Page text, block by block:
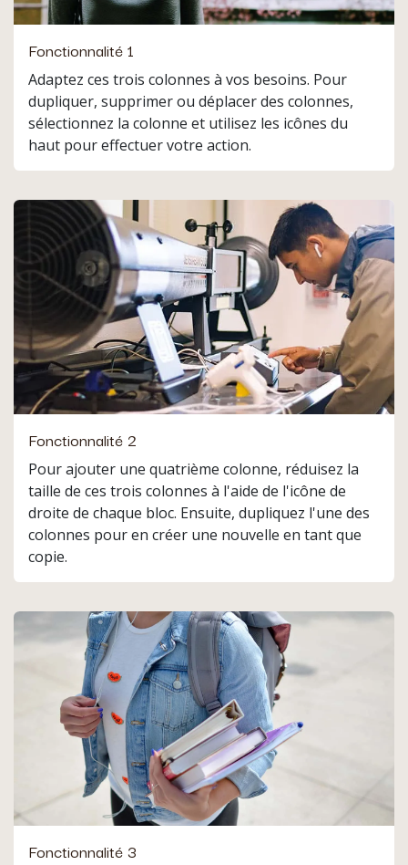
Fonctionnalité 1
Adaptez ces trois colonnes à vos besoins. Pour
dupliquer, supprimer ou déplacer des colonnes,
sélectionnez la colonne et utilisez les icônes du
haut pour effectuer votre action.
Fonctionnalité 2
Pour ajouter une quatrième colonne, réduisez la
taille de ces trois colonnes à l'aide de l'icône de
droite de chaque bloc. Ensuite, dupliquez l'une des
colonnes pour en créer une nouvelle en tant que
copie.
Fonctionnalité 3